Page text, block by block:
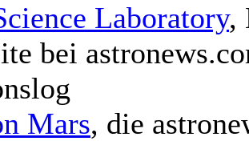
Laboratory,
bei
Mars, die